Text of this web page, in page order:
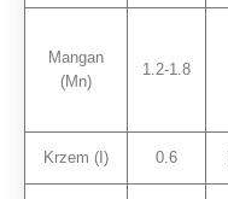
Mangan
(Mn)
1.2-1.8
Krzem (I) 0.6